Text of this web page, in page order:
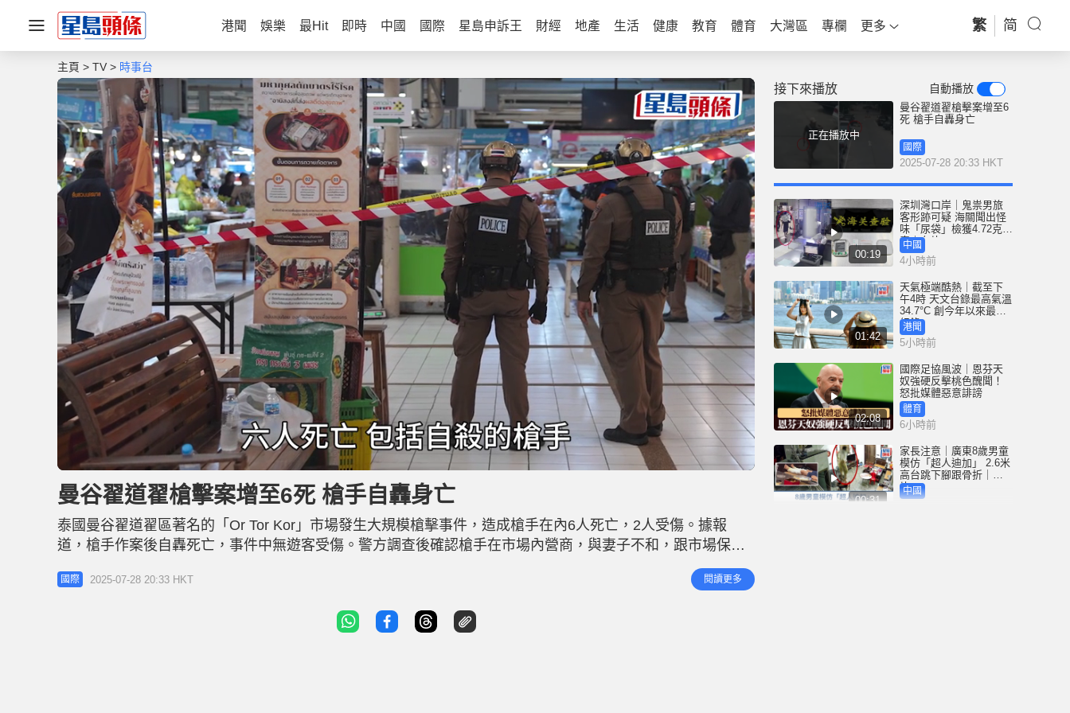
港聞 娛樂 最Hit 即時 中國 國際 星島申訴王 財經 地產 生活 健康 教育 體育 大灣區 專欄 更多 繁 简
主頁 TV 時事台
U
n
u
t
e
L
o
d
e
d
6
.
3
5
曼谷翟道翟槍擊案增至6死 槍手自轟身亡
泰國曼谷翟道翟區著名的「Or Tor Kor」市場發生大規模槍擊事件，造成槍手在內6人死亡，2人受傷。據報
道，槍手作案後自轟死亡，事件中無遊客受傷。警方調查後確認槍手在市場內營商，與妻子不和，跟市場保安
亦有矛盾。 據泰媒及網上消息指，槍擊發生於28日下午12時40分，4名Or Tor Kor內的保安，1名女性被擊中身
亡。疑兇為61歲男子諾伊，曾與4名遇害保安在同一間保安公司任職。 網上流傳影片顯示
國際 2025-07-28 20:33 HKT 閱讀更多
接下來播放 自動播放
正在播放中
曼谷翟道翟槍擊案增至6
死 槍手自轟身亡
國際
2025-07-28 20:33 HKT
00:19
深圳灣口岸｜鬼祟男旅
客形跡可疑 海關聞出怪
味「尿袋」檢獲4.72克冰
毒｜有片
中國
4小時前
01:42
天氣極端酷熱｜截至下
午4時 天文台錄最高氣溫
34.7°C 創今年以來最高
紀錄
港聞
5小時前
02:08
國際足協風波｜恩芬天
奴強硬反擊桃色醜聞！
怒批媒體惡意誹謗
體育
6小時前
00:31
家長注意｜廣東8歲男童
模仿「超人迪加」 2.6米
高台跳下腳跟骨折｜有
片
中國